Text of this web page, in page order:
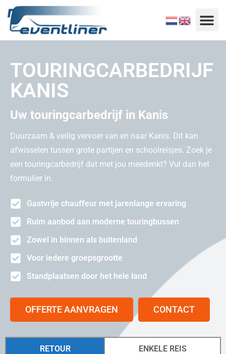
TOURINGCARBEDRIJF
KANIS
Uw touringcarbedrijf in Kanis
Duurzaam & veilig vervoer van en naar Kanis. Dit kan
afwisselen tussen grote partijen en schoolreisjes. Zoek je
een touringcarbedrijf dat met jou meedenkt? Vul dan het
formulier in.
Gastvrije chauffeur met jarenlange ervaring
Ruim aanbod aan moderne touringbussen
Zowel in binnen als buitenland
Voor iedere groepsgrootte
Standplaatsen door het hele land
OFFERTE AANVRAGEN CONTACT
RETOUR ENKELE REIS